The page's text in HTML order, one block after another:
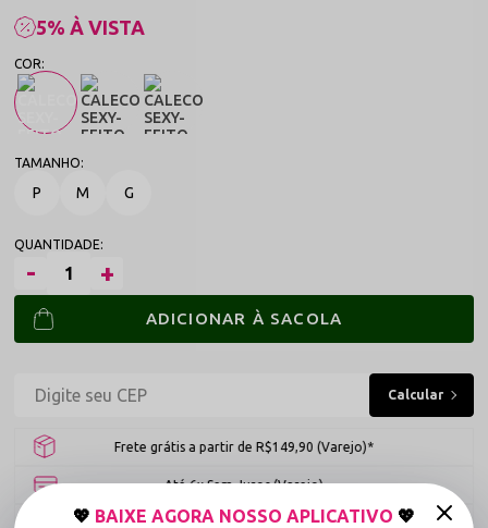
5% À VISTA
P M G
ADICIONAR À SACOLA
Frete grátis a partir de R$149,90 (Varejo)*
Até 6x Sem Juros (Varejo)
15% OFF para Compras Acima de R$400,00 (Varejo)
💖 BAIXE AGORA NOSSO APLICATIVO 💖